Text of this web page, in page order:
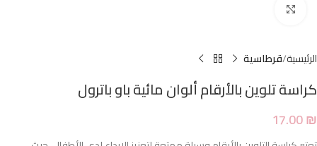
الرئيسية قرطاسية
كراسة تلوين بالأرقام ألوان مائية باو باترول
17.00₪